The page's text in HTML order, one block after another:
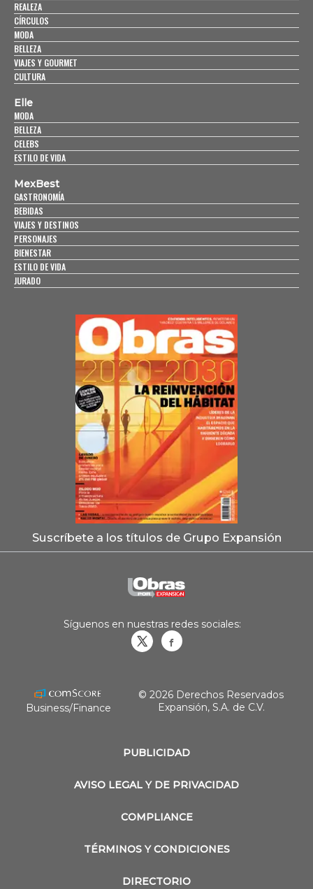
REALEZA
CÍRCULOS
MODA
BELLEZA
VIAJES Y GOURMET
CULTURA
Elle
MODA
BELLEZA
CELEBS
ESTILO DE VIDA
MexBest
GASTRONOMÍA
BEBIDAS
VIAJES Y DESTINOS
PERSONAJES
BIENESTAR
ESTILO DE VIDA
JURADO
Suscríbete a los títulos de Grupo Expansión
PUBLICIDAD
AVISO LEGAL Y DE PRIVACIDAD
COMPLIANCE
TÉRMINOS Y CONDICIONES
DIRECTORIO
Síguenos en nuestras redes sociales:
Business/Finance
© 2026 Derechos Reservados
Expansión, S.A. de C.V.